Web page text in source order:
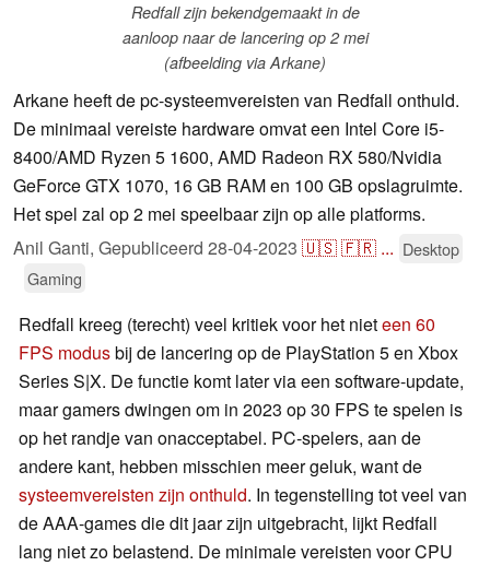
Redfall zijn bekendgemaakt in de
aanloop naar de lancering op 2 mei
(afbeelding via Arkane)
Arkane heeft de pc-systeemvereisten van Redfall onthuld.
De minimaal vereiste hardware omvat een Intel Core i5-
8400/AMD Ryzen 5 1600, AMD Radeon RX 580/Nvidia
GeForce GTX 1070, 16 GB RAM en 100 GB opslagruimte.
Het spel zal op 2 mei speelbaar zijn op alle platforms.
Anil Ganti, Gepubliceerd 28-04-2023 🇺🇸🇫🇷 ... Desktop
Gaming
Redfall kreeg (terecht) veel kritiek voor het nieteen 60
FPS modusbij de lancering op de PlayStation 5 en Xbox
Series S|X. De functie komt later via een software-update,
maar gamers dwingen om in 2023 op 30 FPS te spelen is
op het randje van onacceptabel. PC-spelers, aan de
andere kant, hebben misschien meer geluk, want de
systeemvereisten zijn onthuld. In tegenstelling tot veel van
de AAA-games die dit jaar zijn uitgebracht, lijkt Redfall
lang niet zo belastend. De minimale vereisten voor CPU